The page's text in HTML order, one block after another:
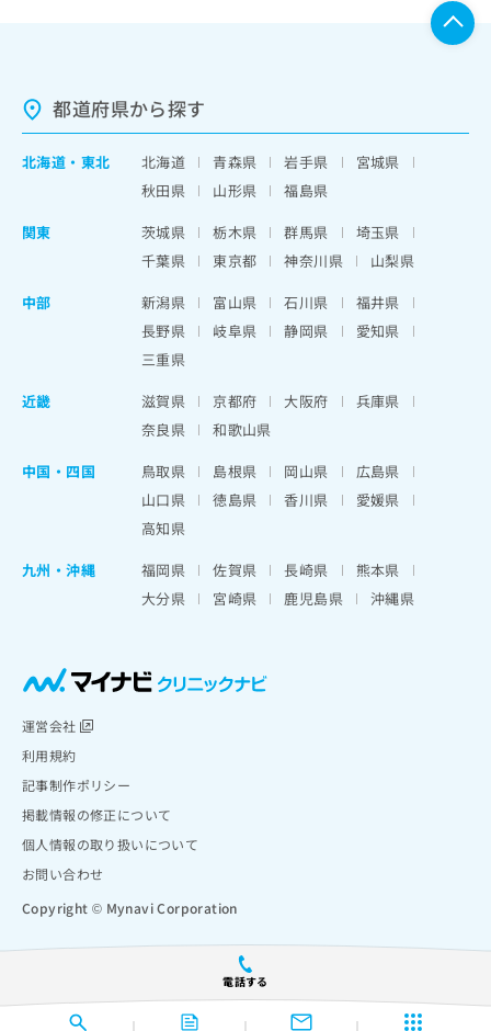
電話する
都道府県から探す
北海道 ・ 東北 北海道 青森県 岩手県
宮城県
秋田県
山形県
福島県
関東
茨城県 栃木県 群馬県
埼玉県
千葉県
東京都 神奈川県
山梨県
中部
新潟県 富山県 石川県
福井県
長野県
岐阜県 静岡県
愛知県
三重県
近畿
滋賀県 京都府 大阪府
兵庫県
奈良県
和歌山県
中国・四国
鳥取県 島根県 岡山県
広島県
山口県
徳島県 香川県
愛媛県
高知県
九州・沖縄
福岡県 佐賀県 長崎県
熊本県
大分県
宮崎県 鹿児島県 沖縄県
運営会社
利用規約
記事制作ポリシー
掲載情報の修正について
個人情報の取り扱いについて
お問い合わせ
Copyright © Mynavi Corporation